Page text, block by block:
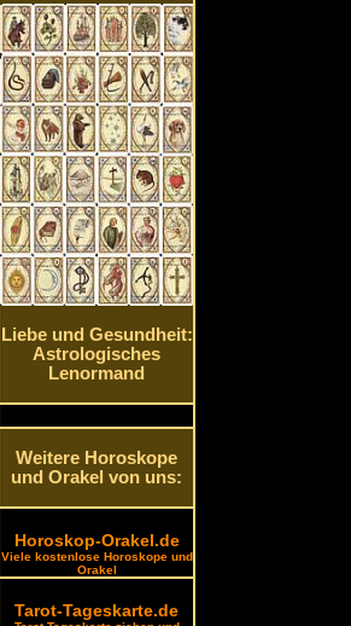
Liebe und Gesundheit:
Astrologisches
Lenormand
Weitere Horoskope
und Orakel von uns:
Horoskop-Orakel.de
Viele kostenlose Horoskope und
Orakel
Tarot-Tageskarte.de